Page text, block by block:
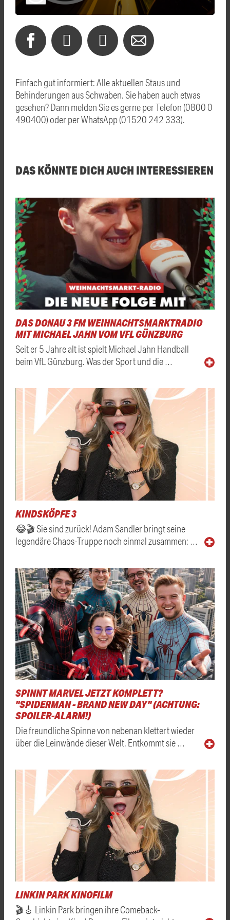
Einfach gut informiert: Alle aktuellen Staus und
Behinderungen aus Schwaben. Sie haben auch etwas
gesehen? Dann melden Sie es gerne per Telefon (0800 0
490400) oder per WhatsApp (01520 242 333).
DAS KÖNNTE DICH AUCH INTERESSIEREN
DAS DONAU 3 FM WEIHNACHTSMARKTRADIO
MIT MICHAEL JAHN VOM VFL GÜNZBURG
Seit er 5 Jahre alt ist spielt Michael Jahn Handball
beim VfL Günzburg. Was der Sport und die …
KINDSKÖPFE 3
😂🎬 Sie sind zurück! Adam Sandler bringt seine
legendäre Chaos-Truppe noch einmal zusammen: …
SPINNT MARVEL JETZT KOMPLETT?
"SPIDERMAN - BRAND NEW DAY" (ACHTUNG:
SPOILER-ALARM!)
Die freundliche Spinne von nebenan klettert wieder
über die Leinwände dieser Welt. Entkommt sie …
LINKIN PARK KINOFILM
🎬🎸 Linkin Park bringen ihre Comeback-